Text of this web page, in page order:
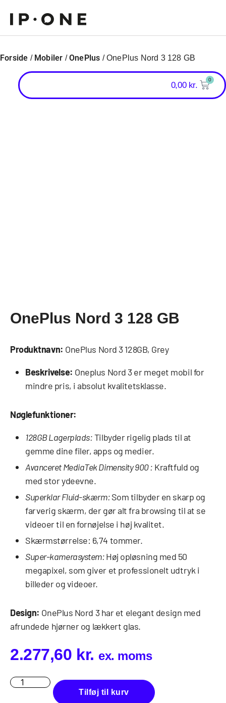
Forside / Mobiler /OnePlus / OnePlus Nord 3 128 GB
0,00 kr.
0
OnePlus Nord 3 128 GB
Produktnavn: OnePlus Nord 3 128GB, Grey
Beskrivelse: Oneplus Nord 3 er meget mobil for
mindre pris, i absolut kvalitetsklasse.
Nøglefunktioner:
128GB Lagerplads:Tilbyder rigelig plads til at
gemme dine filer, apps og medier.
Avanceret MediaTek Dimensity 900 : Kraftfuld og
med stor ydeevne.
Superklar Fluid-skærm:Som tilbyder en skarp og
farverig skærm, der gør alt fra browsing til at se
videoer til en fornøjelse i høj kvalitet.
Skærmstørrelse: 6,74 tommer.
Super-kamerasystem:Høj opløsning med 50
megapixel, som giver et professionelt udtryk i
billeder og videoer.
Design: OnePlus Nord 3 har et elegant design med
afrundede hjørner og lækkert glas.
2.277,60 kr. ex. moms
Tilføj til kurv